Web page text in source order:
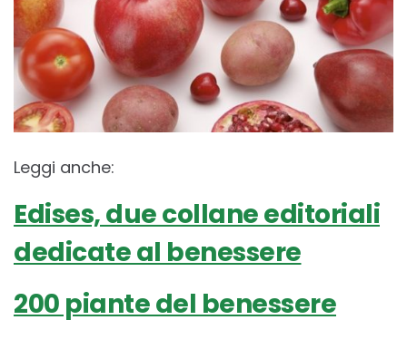
Leggi anche:
Edises, due collane editoriali
dedicate al benessere
200 piante del benessere